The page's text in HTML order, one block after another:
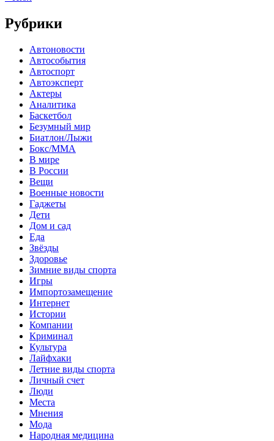
Рубрики
Автоновости
Автособытия
Автоспорт
Автоэксперт
Актеры
Аналитика
Баскетбол
Безумный мир
Биатлон/Лыжи
Бокс/MMA
В мире
В России
Вещи
Военные новости
Гаджеты
Дети
Дом и сад
Еда
Звёзды
Здоровье
Зимние виды спорта
Игры
Импортозамещение
Интернет
Истории
Компании
Криминал
Культура
Лайфхаки
Летние виды спорта
Личный счет
Люди
Места
Мнения
Мода
Народная медицина